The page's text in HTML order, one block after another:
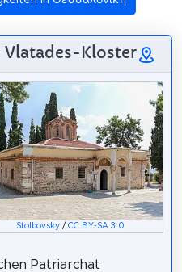
Vlatades-Kloster
Stolbovsky/ CC BY-SA 3.0
Patriarchat